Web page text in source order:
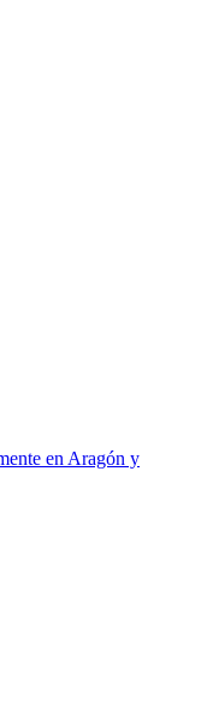
en Aragón y